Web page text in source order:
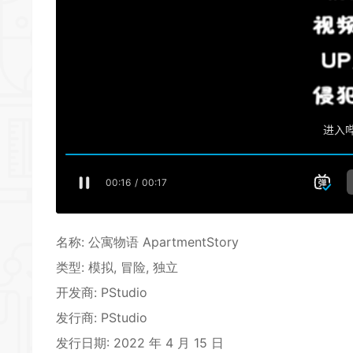
名称: 公寓物语 ApartmentStory
类型: 模拟, 冒险, 独立
开发商: PStudio
发行商: PStudio
发行日期: 2022 年 4 月 15 日